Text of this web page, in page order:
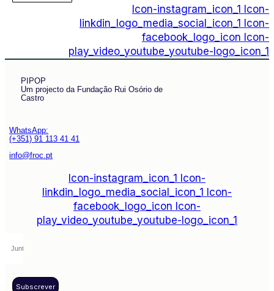
Icon-instagram_icon_1 Icon-
linkdin_logo_media_social_icon_1 Icon-
facebook_logo_icon Icon-
play_video_youtube_youtube-logo_icon_1
PIPOP
Um projecto da Fundação Rui Osório de
Castro
WhatsApp:
(+351) 91 113 41 41
info@froc.pt
Icon-instagram_icon_1 Icon-
linkdin_logo_media_social_icon_1 Icon-
facebook_logo_icon Icon-
play_video_youtube_youtube-logo_icon_1
Subscrever